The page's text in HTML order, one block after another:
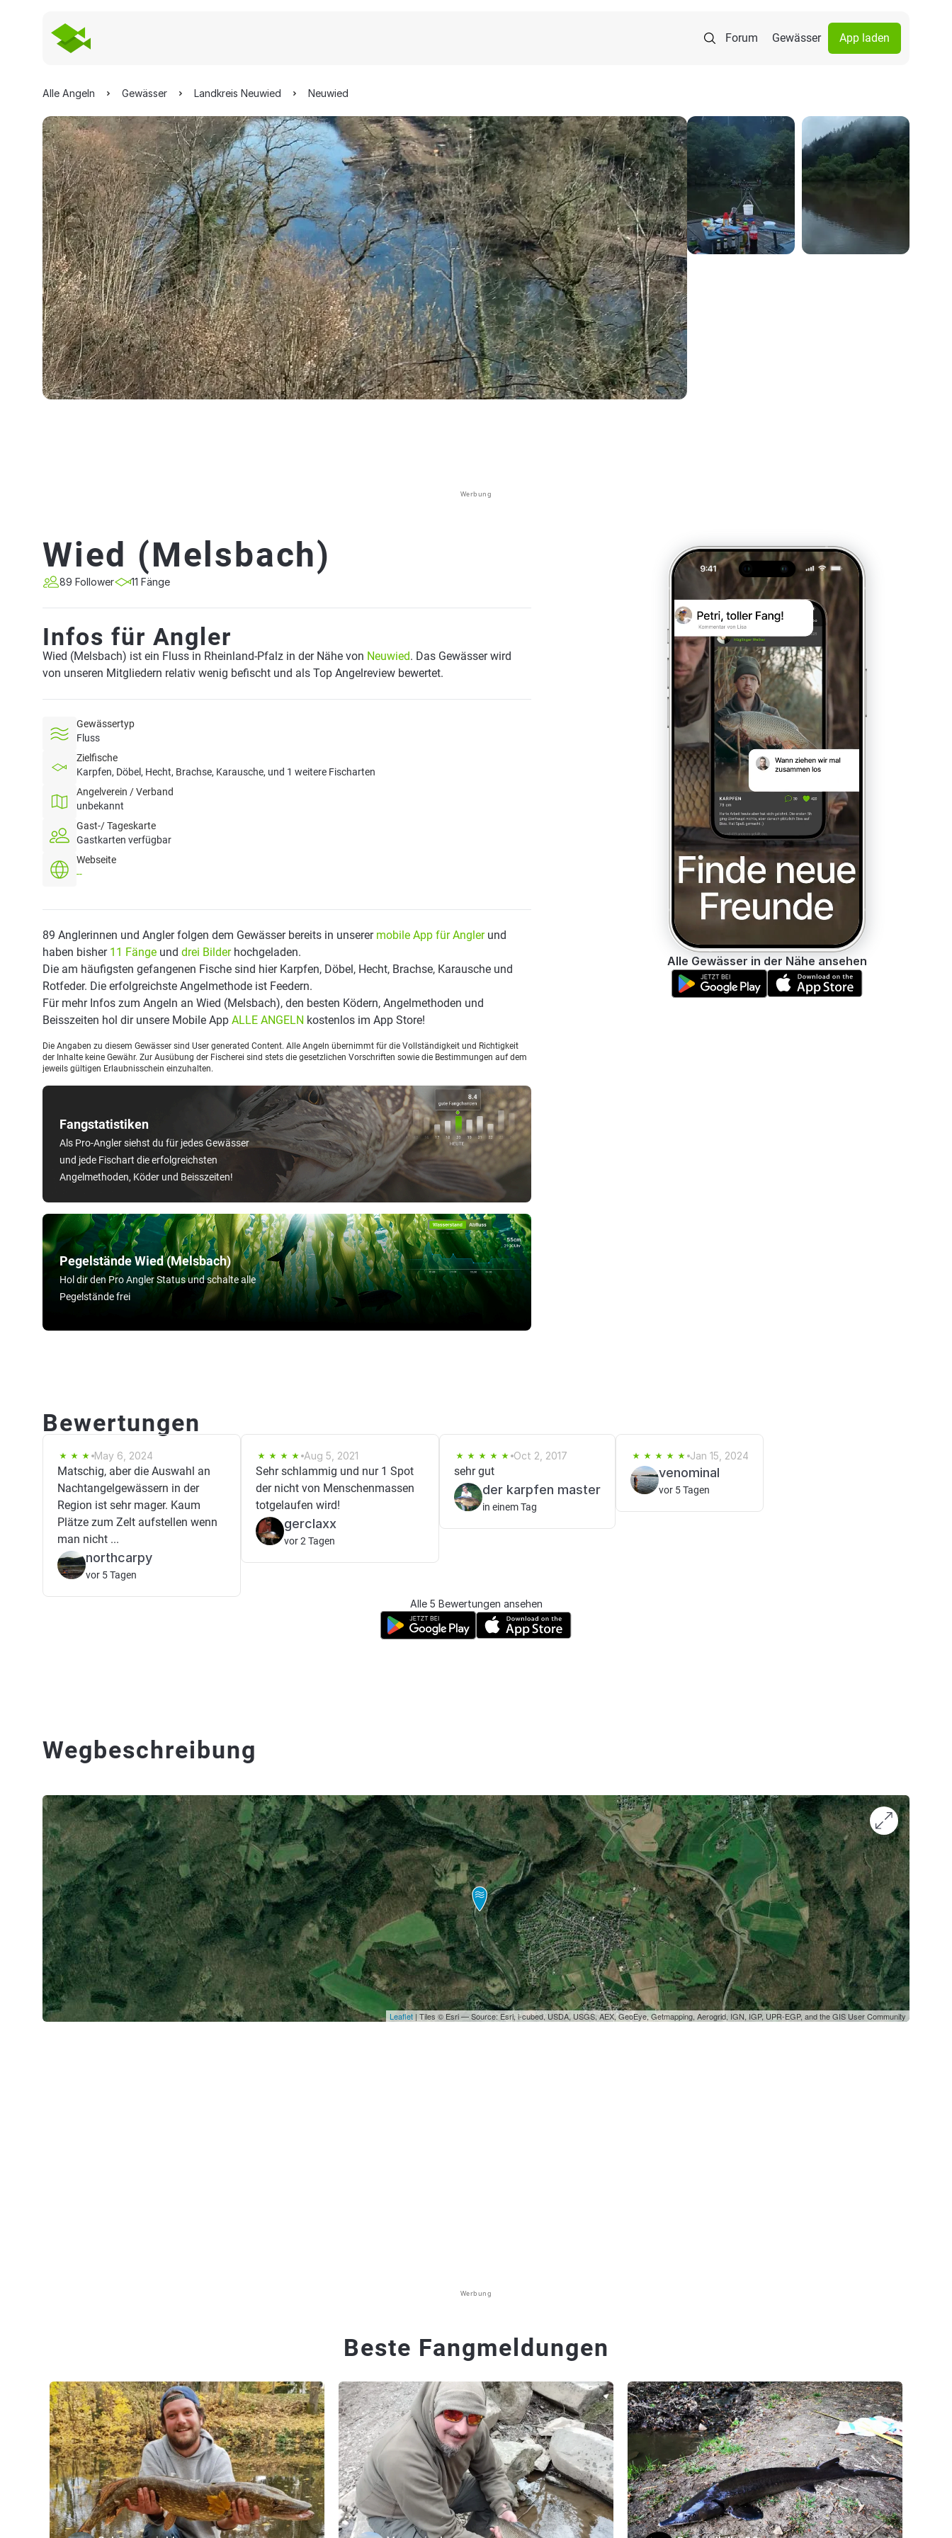
Forum Gewässer App laden
Alle Angeln Gewässer Landkreis Neuwied Neuwied
Werbung
Wied (Melsbach)
89 Follower 11 Fänge
Infos für Angler
Wied (Melsbach) ist ein Fluss in Rheinland-Pfalz in der Nähe von Neuwied. Das Gewässer wird
von unseren Mitgliedern relativ wenig befischt und als Top Angelreview bewertet.
Gewässertyp
Fluss
Zielfische
Karpfen, Döbel, Hecht, Brachse, Karausche, und 1 weitere Fischarten
Angelverein / Verband
unbekannt
Gast-/ Tageskarte
Gastkarten verfügbar
Webseite
--
Pegelstände Wied (Melsbach)
Hol dir den Pro Angler Status und schalte alle
Pegelstände frei
Fangstatistiken
Als Pro-Angler siehst du für jedes Gewässer
und jede Fischart die erfolgreichsten
Angelmethoden, Köder und Beisszeiten!
89 Anglerinnen und Angler folgen dem Gewässer bereits in unserer mobile App für Anglerund
haben bisher 11 Fänge und drei Bilderhochgeladen.
Die am häufigsten gefangenen Fische sind hier Karpfen, Döbel, Hecht, Brachse, Karausche und
Rotfeder. Die erfolgreichste Angelmethode ist Feedern.
Für mehr Infos zum Angeln an Wied (Melsbach), den besten Ködern, Angelmethoden und
Beisszeiten hol dir unsere Mobile App ALLE ANGELN kostenlos im App Store!
Die Angaben zu diesem Gewässer sind User generated Content. Alle Angeln übernimmt für die Vollständigkeit und Richtigkeit
der Inhalte keine Gewähr. Zur Ausübung der Fischerei sind stets die gesetzlichen Vorschriften sowie die Bestimmungen auf dem
jeweils gültigen Erlaubnisschein einzuhalten.
Alle Gewässer in der Nähe ansehen
Bewertungen
May 6, 2024
Matschig, aber die Auswahl an
Nachtangelgewässern in der
Region ist sehr mager. Kaum
Plätze zum Zelt aufstellen wenn
man nicht ...
northcarpy
vor 5 Tagen
Aug 5, 2021
Sehr schlammig und nur 1 Spot
der nicht von Menschenmassen
totgelaufen wird!
gerclaxx
vor 2 Tagen
Oct 2, 2017
sehr gut
der karpfen master
in einem Tag
Jan 15, 2024
venominal
vor 5 Tagen
Alle 5 Bewertungen ansehen
Wegbeschreibung
Leaflet | Tiles © Esri — Source: Esri, i-cubed, USDA, USGS, AEX, GeoEye, Getmapping, Aerogrid, IGN, IGP, UPR-EGP, and the GIS User Community
Werbung
Beste Fangmeldungen